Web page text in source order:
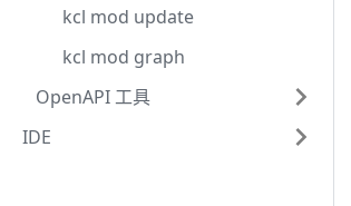
kcl mod update
kcl mod graph
OpenAPI 工具
IDE